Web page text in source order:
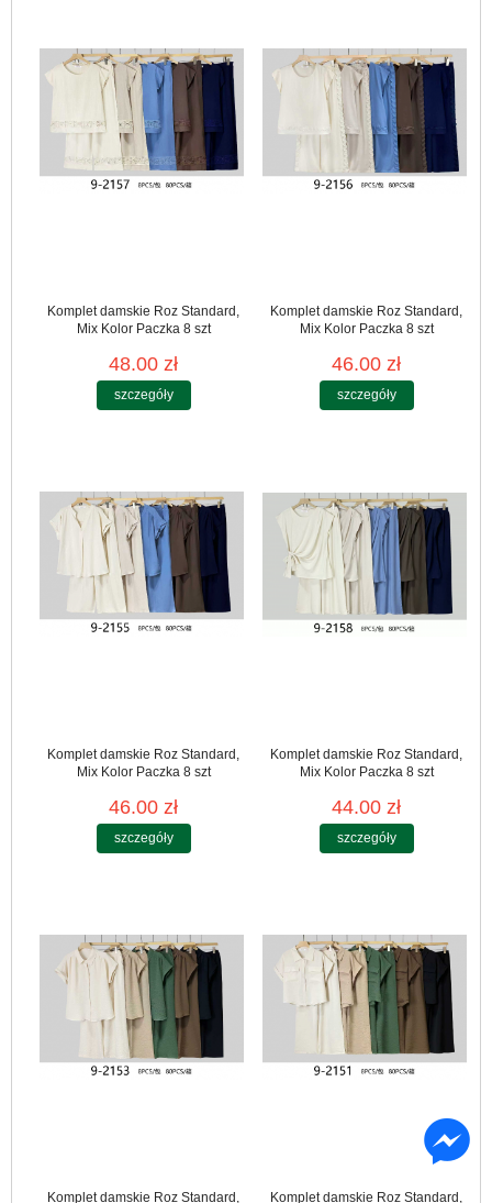
Komplet damskie Roz Standard,
Mix Kolor Paczka 8 szt
48.00 zł
szczegóły
Komplet damskie Roz Standard,
Mix Kolor Paczka 8 szt
46.00 zł
szczegóły
Komplet damskie Roz Standard,
Mix Kolor Paczka 8 szt
46.00 zł
szczegóły
Komplet damskie Roz Standard,
Mix Kolor Paczka 8 szt
44.00 zł
szczegóły
Komplet damskie Roz Standard, Komplet damskie Roz Standard,